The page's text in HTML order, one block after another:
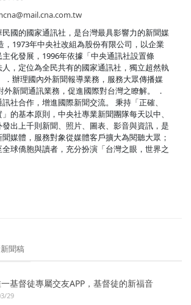
國的國家通訊社，是台灣最具影響力的新聞媒
，1973年中央社改組為股份有限公司，以企業
化發展，1996年依據「中央通訊社設置條
，定位為全民共有的國家通訊社，獨立超然執
．辦理國內外新聞報導業務，服務大眾傳播媒
外新聞通訊業務，促進國際對台灣之瞭解。 ．
社合作，增進國際新聞交流。 秉持「正確、
的基本原則，中央社專業新聞團隊每天以中、
出上千則新聞、照片、圖表、影音與資訊，是
媒體，服務對象從媒體客戶擴大為閱聽大眾；
球僑胞與讀者，充分扮演「台灣之眼，世界之
聞稿
一基督徒專屬交友APP，基督徒的新福音
29